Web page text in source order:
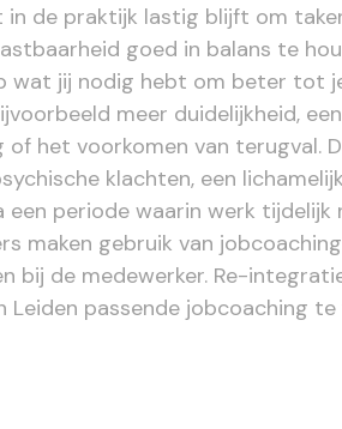
in de praktijk lastig blijft om
goed in balans te
wat jij nodig hebt om beter tot
meer duidelijkheid,
het voorkomen van terugval.
klachten, een
een periode waarin werk tijdelijk
maken gebruik van
bij de medewerker. Re-
passende jobcoaching te